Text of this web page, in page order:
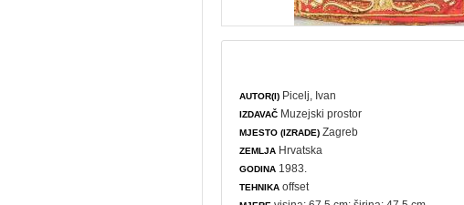
AUTOR(I) Picelj, Ivan
IZDAVAČ Muzejski prostor
MJESTO (IZRADE) Zagreb
ZEMLJA Hrvatska
GODINA 1983.
TEHNIKA offset